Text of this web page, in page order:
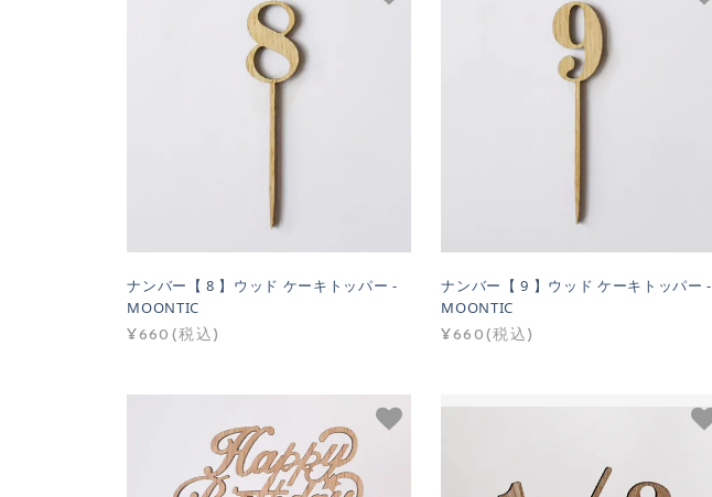
ナンバー【 8 】ウッド ケーキトッパー -
MOONTIC
¥660(税込)
ナンバー【 9 】ウッド ケーキトッパー -
MOONTIC
¥660(税込)